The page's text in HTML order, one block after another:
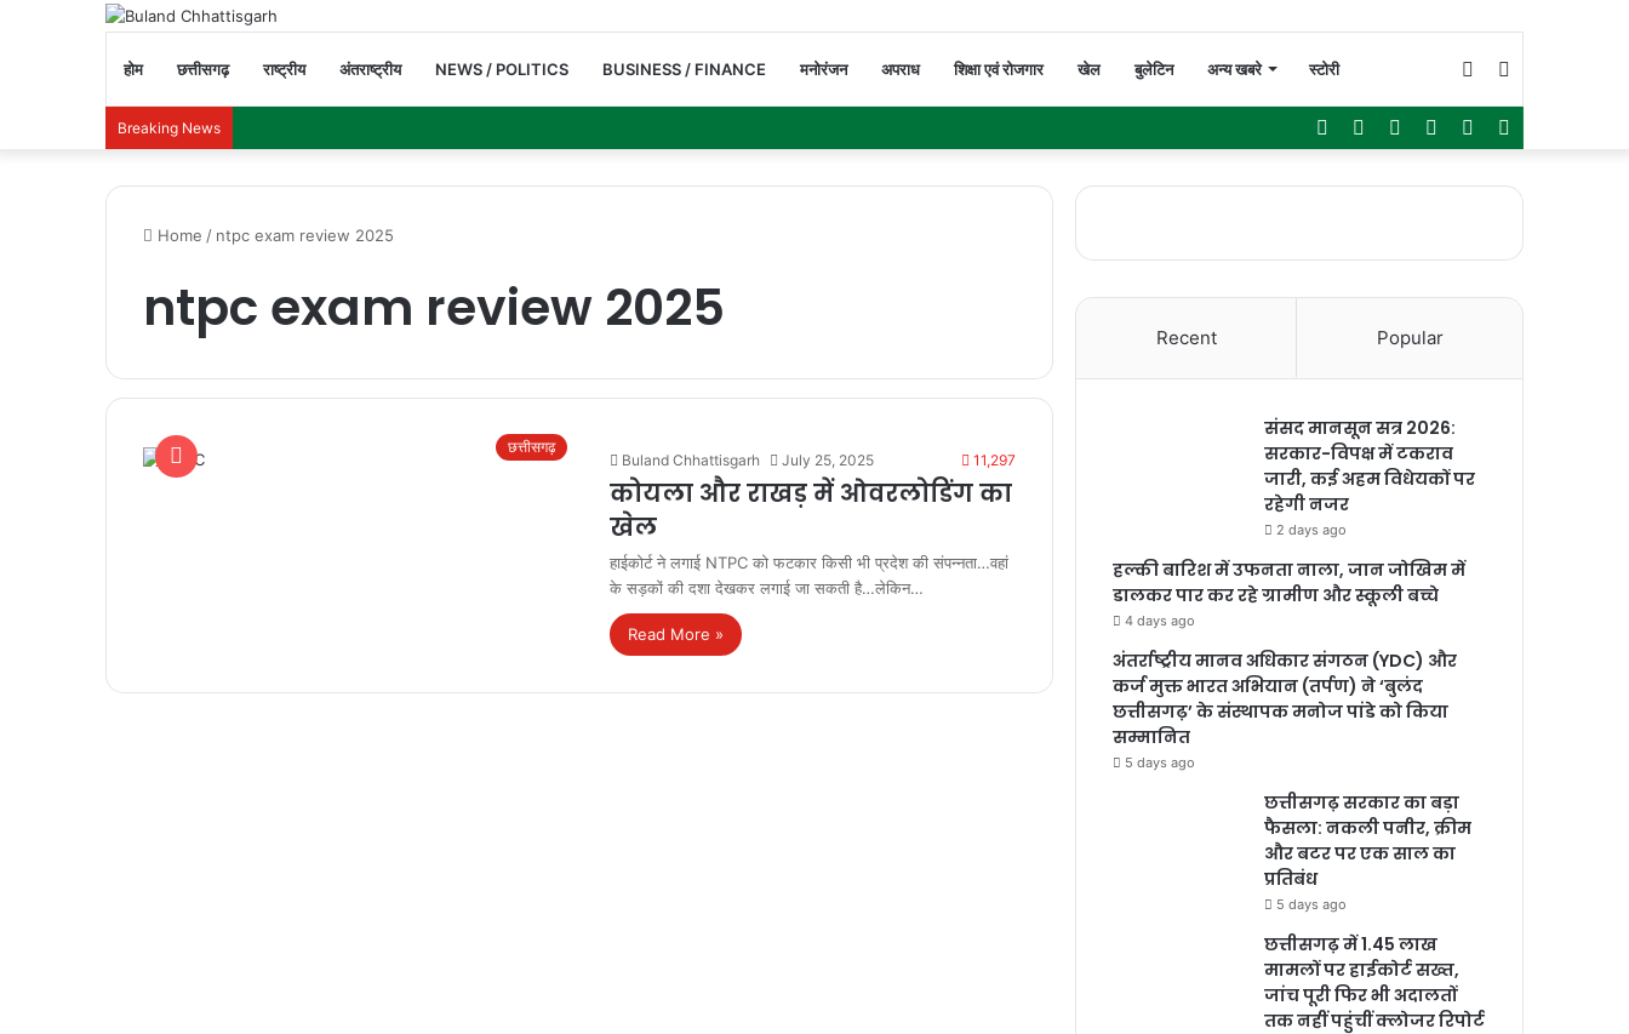
होम छत्तीसगढ़ राष्ट्रीय अंतराष्ट्रीय NEWS / POLITICS BUSINESS / FINANCE मनोरंजन अपराध शिक्षा एवं रोजगार खेल बुलेटिन अन्य खबरे स्टोरी Switch
skin
Breaking News WhatsApp
Instagram
YouTube
Twitter
Facebook
Home / ntpc exam review 2025
ntpc exam review 2025
छत्तीसगढ़
Buland Chhattisgarh July 25, 2025 11,297
कोयला और राखड़ में ओवरलोडिंग का
खेल
हाईकोर्ट ने लगाई NTPC को फटकार किसी भी प्रदेश की संपन्नता…वहां
के सड़कों की दशा देखकर लगाई जा सकती है…लेकिन…
Read More »
Recent Popular
संसद मानसून सत्र 2026:
सरकार-विपक्ष में टकराव
जारी, कई अहम विधेयकों पर
रहेगी नजर
2 days ago
हल्की बारिश में उफनता नाला, जान जोखिम में
डालकर पार कर रहे ग्रामीण और स्कूली बच्चे
4 days ago
अंतर्राष्ट्रीय मानव अधिकार संगठन (YDC) और
कर्ज मुक्त भारत अभियान (तर्पण) ने ‘बुलंद
छत्तीसगढ़’ के संस्थापक मनोज पांडे को किया
सम्मानित
5 days ago
छत्तीसगढ़ सरकार का बड़ा
फैसला: नकली पनीर, क्रीम
और बटर पर एक साल का
प्रतिबंध
5 days ago
छत्तीसगढ़ में 1.45 लाख
मामलों पर हाईकोर्ट सख्त,
जांच पूरी फिर भी अदालतों
तक नहीं पहुंचीं क्लोजर रिपोर्ट